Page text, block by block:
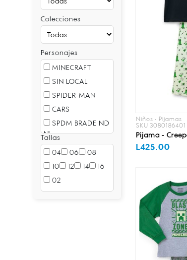
Colecciones
Personajes
MINECRAFT
SIN LOCAL
SPIDER-MAN
CARS
SPDM BRADE ND
NL
SIN
Tallas
04
06
08
10
12 14
16
02
Niños • Pijamas
SKU 3080186401
Pijama -
L425.00